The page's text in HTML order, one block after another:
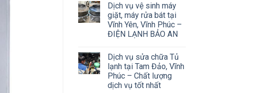
Dịch vụ vệ sinh máy
giặt, máy rửa bát tại
Vĩnh Yên, Vĩnh Phúc –
ĐIỆN LẠNH BẢO AN
Dịch vụ sửa chữa Tủ
lạnh tại Tam Đảo, Vĩnh
Phúc – Chất lượng
dịch vụ tốt nhất